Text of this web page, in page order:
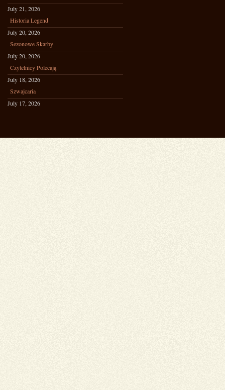
July 21, 2026
Historia Legend
July 20, 2026
Sezonowe Skarby
July 20, 2026
Czytelnicy Polecają
July 18, 2026
Szwajcaria
July 17, 2026